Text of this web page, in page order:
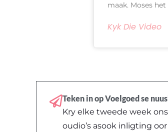
maak. Moses
Kyk Die Video
Teken in op Voelgoed se
Kry elke tweede week
oudio’s asook inligting